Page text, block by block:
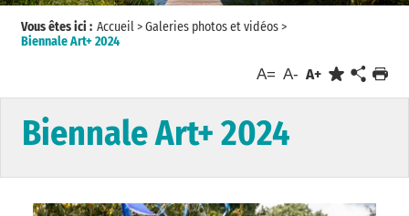
Vous êtes ici : Accueil>Galeries photos et vidéos>
Biennale Art+ 2024
A= A- A+
Biennale Art+ 2024